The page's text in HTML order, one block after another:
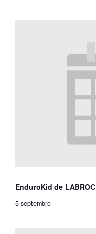
EnduroKid de LABROC
5 septembre